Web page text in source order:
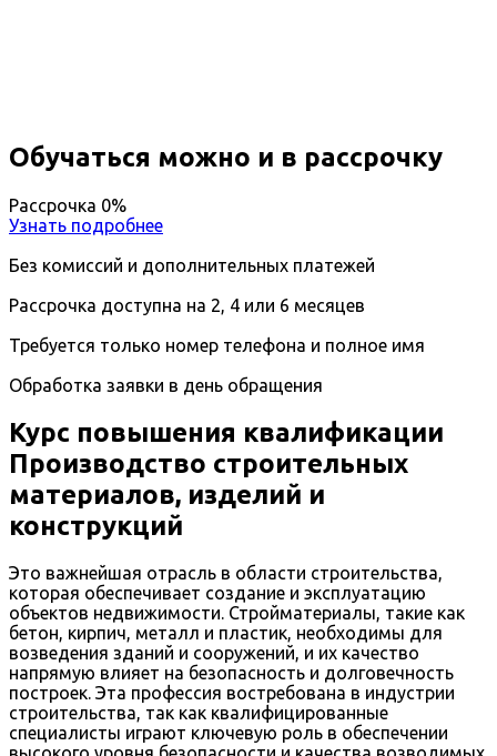
Обучаться можно и в рассрочку
Рассрочка 0%
Узнать подробнее
Без комиссий и дополнительных платежей
Рассрочка доступна на 2, 4 или 6 месяцев
Требуется только номер телефона и полное имя
Обработка заявки в день обращения
Курс повышения квалификации
Производство строительных
материалов, изделий и
конструкций
Это важнейшая отрасль в области строительства,
которая обеспечивает создание и эксплуатацию
объектов недвижимости. Стройматериалы, такие как
бетон, кирпич, металл и пластик, необходимы для
возведения зданий и сооружений, и их качество
напрямую влияет на безопасность и долговечность
построек. Эта профессия востребована в индустрии
строительства, так как квалифицированные
специалисты играют ключевую роль в обеспечении